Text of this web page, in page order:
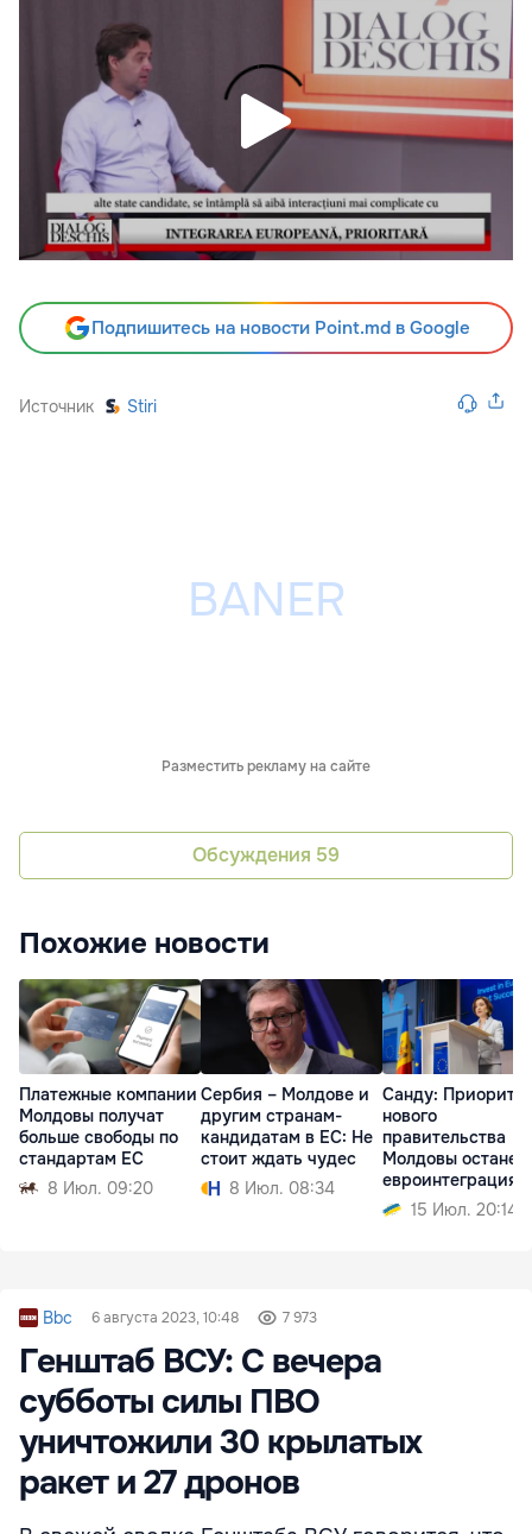
Подпишитесь на новости Point.md в Google
Источник Stiri
Разместить рекламу на сайте
Обсуждения 59
Похожие новости
Платежные компании
Молдовы получат
больше свободы по
стандартам ЕС
8 Июл. 09:20
Сербия – Молдове и
другим странам-
кандидатам в ЕС: Не
стоит ждать чудес
8 Июл. 08:34
Санду:
нового
правительства
Молдовы
евроинтеграция
15 Июл. 20:14
Bbc 6 августа 2023, 10:48 7 973
Генштаб ВСУ: C вечера
субботы силы ПВО
уничтожили 30 крылатых
ракет и 27 дронов